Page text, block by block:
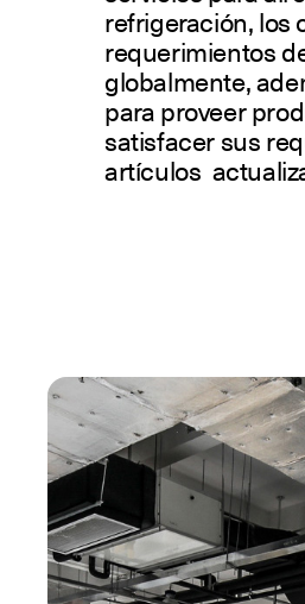
refrigeración, los
requerimientos
globalmente,
para proveer
satisfacer sus
artículos